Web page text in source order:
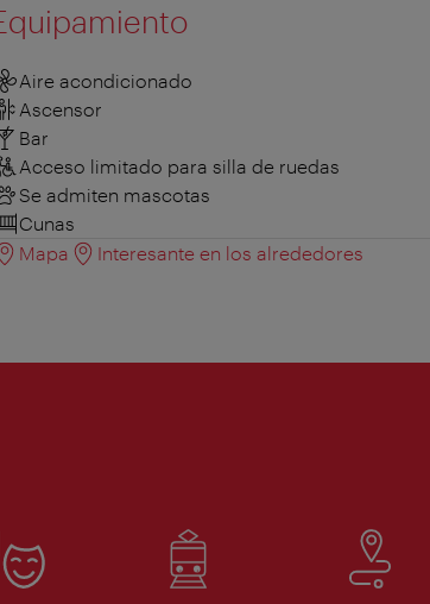
Aire acondicionado
Ascensor
Bar
Acceso limitado para silla de ruedas
Se admiten mascotas
Cunas
Mapa
Interesante en los alrededores